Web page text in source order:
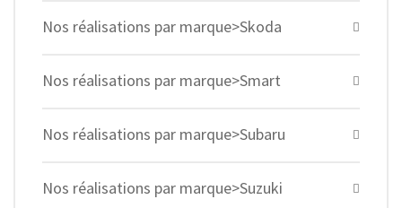
Nos réalisations par marque>Skoda
Nos réalisations par marque>Smart
Nos réalisations par marque>Subaru
Nos réalisations par marque>Suzuki